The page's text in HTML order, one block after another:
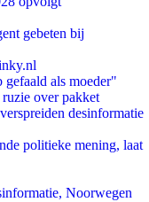
gebeten bij
als moeder"
over pakket
desinformatie
politieke mening, laat
Noorwegen